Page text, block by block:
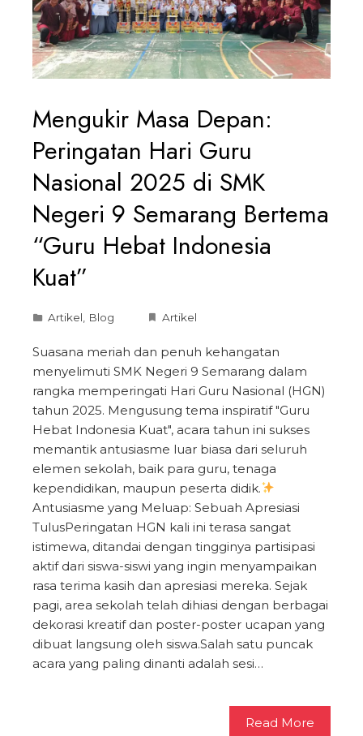
Mengukir Masa Depan:
Peringatan Hari Guru
Nasional 2025 di SMK
Negeri 9 Semarang Bertema
“Guru Hebat Indonesia
Kuat”
Artikel Blog Artikel
Suasana meriah dan penuh kehangatan
menyelimuti SMK Negeri 9 Semarang dalam
rangka memperingati Hari Guru Nasional (HGN)
tahun 2025. Mengusung tema inspiratif "Guru
Hebat Indonesia Kuat", acara tahun ini sukses
memantik antusiasme luar biasa dari seluruh
elemen sekolah, baik para guru, tenaga
kependidikan, maupun peserta didik.​
Antusiasme yang Meluap: Sebuah Apresiasi
Tulus​Peringatan HGN kali ini terasa sangat
istimewa, ditandai dengan tingginya partisipasi
aktif dari siswa-siswi yang ingin menyampaikan
rasa terima kasih dan apresiasi mereka. Sejak
pagi, area sekolah telah dihiasi dengan berbagai
dekorasi kreatif dan poster-poster ucapan yang
dibuat langsung oleh siswa.​​Salah satu puncak
acara yang paling dinanti adalah sesi…
Read More